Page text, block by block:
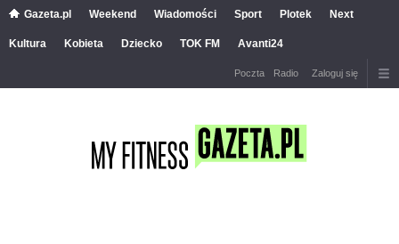
Gazeta.pl Weekend Wiadomości Sport Plotek Next
Kultura Kobieta Dziecko TOK FM Avanti24
Poczta Radio Zaloguj się